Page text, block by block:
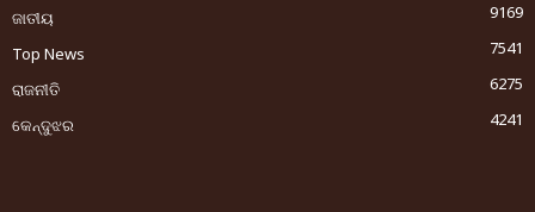
ଜାତୀୟ
9169
Top News
7541
ରାଜନୀତି
6275
କେନ୍ଦୁଝର
4241